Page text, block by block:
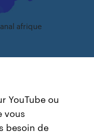
afrique
YouTube ou
vous
besoin de